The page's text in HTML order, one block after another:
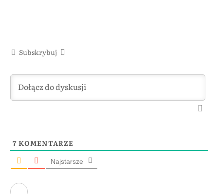
Subskrybuj
7 KOMENTARZE
Najstarsze